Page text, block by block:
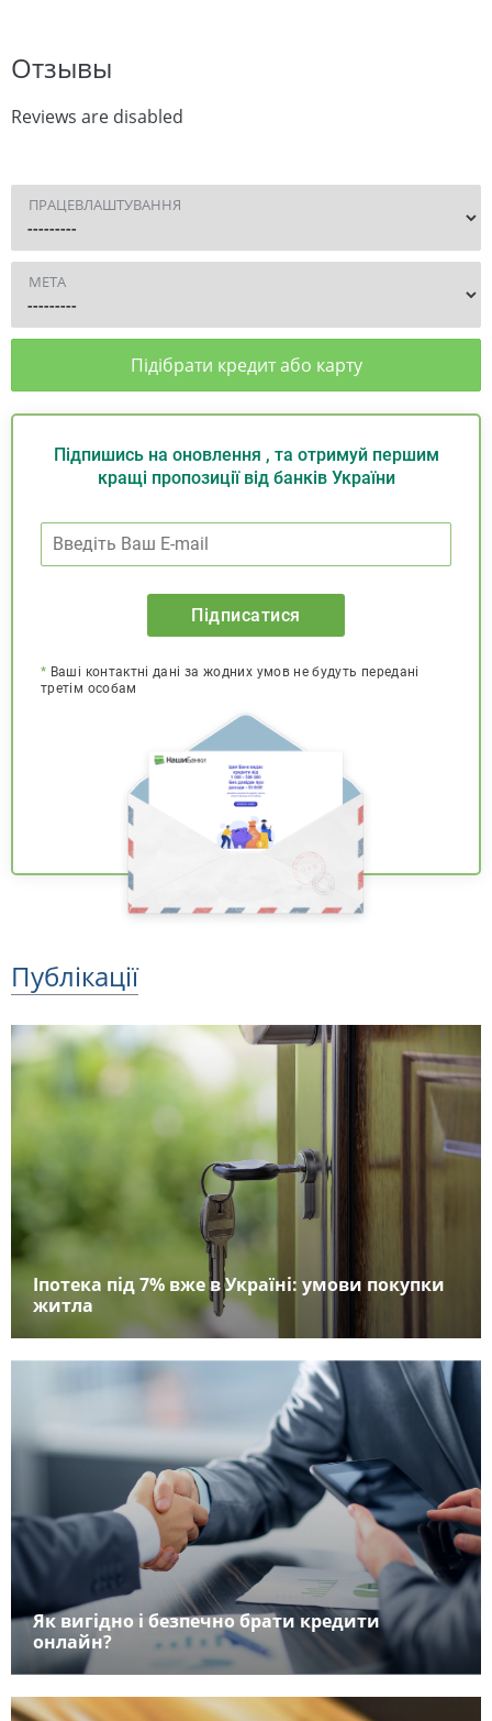
Отзывы
Reviews are disabled
ПРАЦЕВЛАШТУВАННЯ
МЕТА
Підібрати кредит або карту
Підпишись на оновлення , та отримуй першим
кращі пропозиції від банків України
Підписатися
* Ваші контактні дані за жодних умов не будуть передані
третім особам
Публікації
Іпотека під 7% вже в Україні: умови покупки
житла
Як вигідно і безпечно брати кредити
онлайн?